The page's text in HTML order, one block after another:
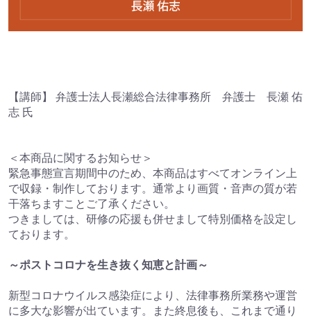
【講師】 弁護士法人長瀬総合法律事務所 弁護士 長瀬 佑
志 氏
＜本商品に関するお知らせ＞
緊急事態宣言期間中のため、本商品はすべてオンライン上
で収録・制作しております。通常より画質・音声の質が若
干落ちますことご了承ください。
つきましては、研修の応援も併せまして特別価格を設定し
ております。
～ポストコロナを生き抜く知恵と計画～
新型コロナウイルス感染症により、法律事務所業務や運営
に多大な影響が出ています。また終息後も、これまで通り